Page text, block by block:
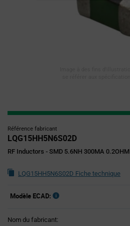
Référence fabricant
LQG15HH5N6S02D
RF Inductors - SMD 5.6NH 300MA 0.2OHM
LQG15HH5N6S02D Fiche technique
Modèle ECAD:
Nom du fabricant: